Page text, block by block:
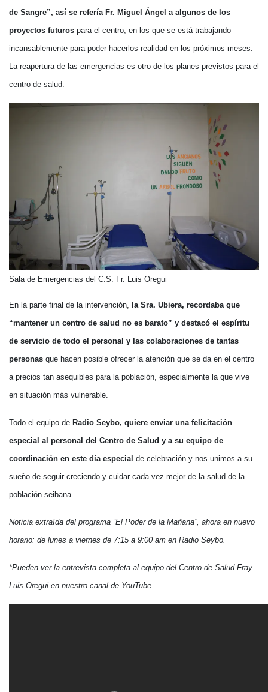
de Sangre”, así se refería Fr. Miguel Ángel a algunos de los
proyectos futuros para el centro, en los que se está trabajando
incansablemente para poder hacerlos realidad en los próximos meses.
La reapertura de las emergencias es otro de los planes previstos para el
centro de salud.
Sala de Emergencias del C.S. Fr. Luis Oregui
En la parte final de la intervención, la Sra. Ubiera, recordaba que
“mantener un centro de salud no es barato” y destacó el espíritu
de servicio de todo el personal y las colaboraciones de tantas
personas que hacen posible ofrecer la atención que se da en el centro
a precios tan asequibles para la población, especialmente la que vive
en situación más vulnerable.
Todo el equipo de Radio Seybo, quiere enviar una felicitación
especial al personal del Centro de Salud y a su equipo de
coordinación en este día especial de celebración y nos unimos a su
sueño de seguir creciendo y cuidar cada vez mejor de la salud de la
población seibana.
Noticia extraída del programa “El Poder de la Mañana”, ahora en nuevo
horario: de lunes a viernes de 7:15 a 9:00 am en Radio Seybo.
*Pueden ver la entrevista completa al equipo del Centro de Salud Fray
Luis Oregui en nuestro canal de YouTube.